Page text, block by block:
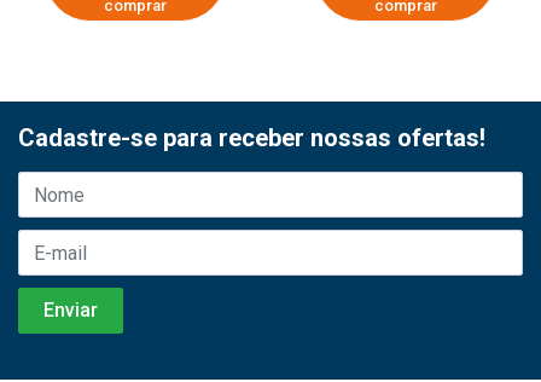
comprar
comprar
Cadastre-se para receber nossas ofertas!